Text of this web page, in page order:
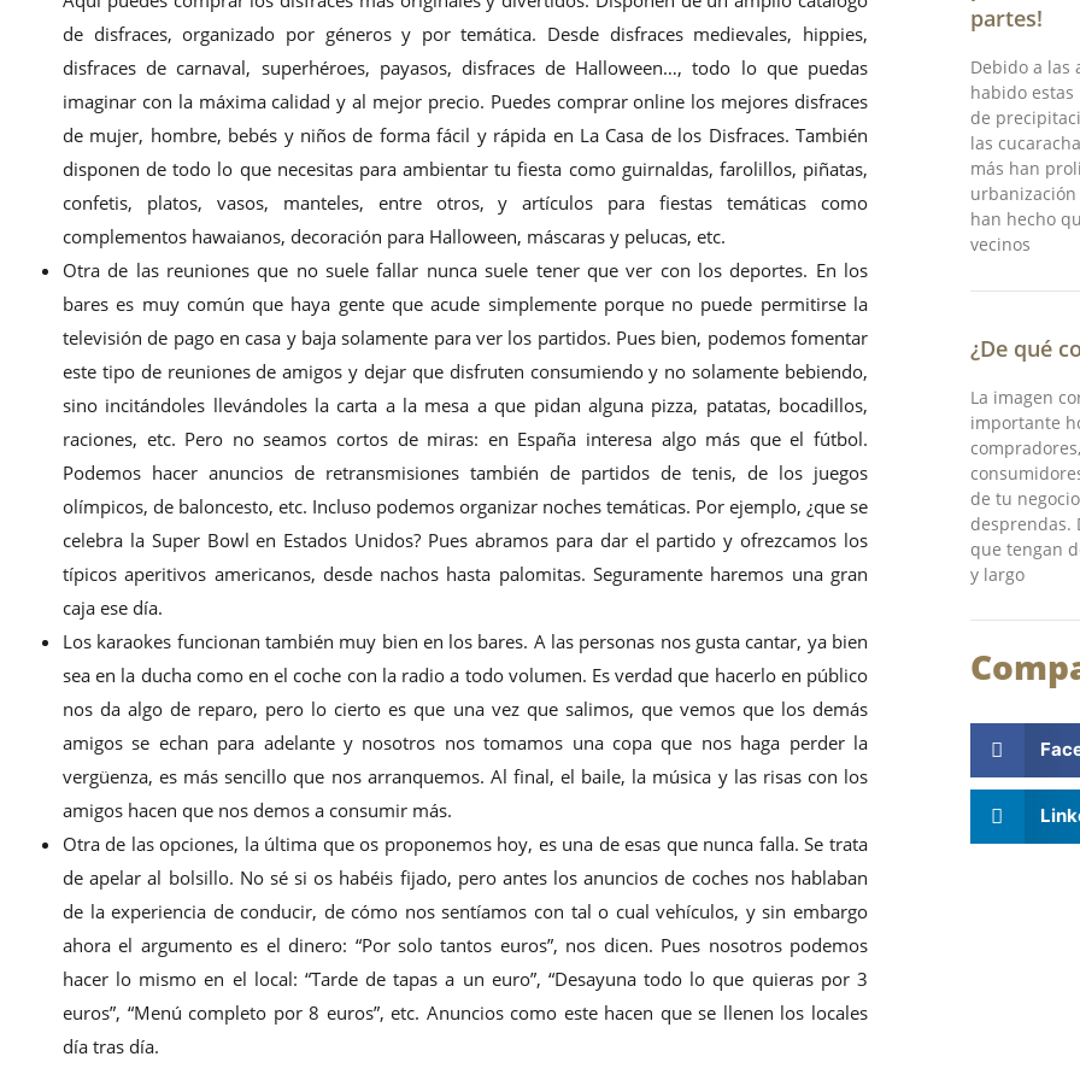
de disfraces, organizado por géneros y por temática. Desde disfraces medievales, hippies,
disfraces de carnaval, superhéroes, payasos, disfraces de Halloween…, todo lo que puedas
imaginar con la máxima calidad y al mejor precio. Puedes comprar online los mejores disfraces
de mujer, hombre, bebés y niños de forma fácil y rápida en La Casa de los Disfraces. También
disponen de todo lo que necesitas para ambientar tu fiesta como guirnaldas, farolillos, piñatas,
confetis, platos, vasos, manteles, entre otros, y artículos para fiestas temáticas como
complementos hawaianos, decoración para Halloween, máscaras y pelucas, etc.
Otra de las reuniones que no suele fallar nunca suele tener que ver con los deportes. En los
bares es muy común que haya gente que acude simplemente porque no puede permitirse la
televisión de pago en casa y baja solamente para ver los partidos. Pues bien, podemos fomentar
este tipo de reuniones de amigos y dejar que disfruten consumiendo y no solamente bebiendo,
sino incitándoles llevándoles la carta a la mesa a que pidan alguna pizza, patatas, bocadillos,
raciones, etc. Pero no seamos cortos de miras: en España interesa algo más que el fútbol.
Podemos hacer anuncios de retransmisiones también de partidos de tenis, de los juegos
olímpicos, de baloncesto, etc. Incluso podemos organizar noches temáticas. Por ejemplo, ¿que se
celebra la Super Bowl en Estados Unidos? Pues abramos para dar el partido y ofrezcamos los
típicos aperitivos americanos, desde nachos hasta palomitas. Seguramente haremos una gran
caja ese día.
Los karaokes funcionan también muy bien en los bares. A las personas nos gusta cantar, ya bien
sea en la ducha como en el coche con la radio a todo volumen. Es verdad que hacerlo en público
nos da algo de reparo, pero lo cierto es que una vez que salimos, que vemos que los demás
amigos se echan para adelante y nosotros nos tomamos una copa que nos haga perder la
vergüenza, es más sencillo que nos arranquemos. Al final, el baile, la música y las risas con los
amigos hacen que nos demos a consumir más.
Otra de las opciones, la última que os proponemos hoy, es una de esas que nunca falla. Se trata
de apelar al bolsillo. No sé si os habéis fijado, pero antes los anuncios de coches nos hablaban
de la experiencia de conducir, de cómo nos sentíamos con tal o cual vehículos, y sin embargo
ahora el argumento es el dinero: “Por solo tantos euros”, nos dicen. Pues nosotros podemos
hacer lo mismo en el local: “Tarde de tapas a un euro”, “Desayuna todo lo que quieras por 3
euros”, “Menú completo por 8 euros”, etc. Anuncios como este hacen que se llenen los locales
día tras día.
partes!
Debido a las
habido
de
las
más han
han hecho
vecinos
¿De qué
La imagen
importante
de tu
desprendas.
que tengan
y largo